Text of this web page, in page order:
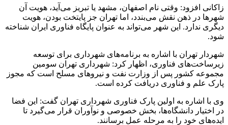
زاکانی افزود: وقتی نام اصفهان، مشهد یا تبریز می‌آید، هویت آن
شهرها در ذهن نقش می‌بندد، اما تهران جز پایتخت بودن، هویت
دیگری ندارد. این شهر می‌تواند به عنوان پایگاه فناوری ایران شناخته
شود.
شهردار تهران با اشاره به برنامه‌های شهرداری برای توسعه
زیرساخت‌های فناوری، اظهار کرد: شهرداری تهران سومین
مجموعه کشور پس از وزارت نفت و نیروهای مسلح است که مجوز
پارک علم و فناوری دریافت کرده است.
وی با اشاره به اولین پارک فناوری شهرداری تهران گفت: این فضا
در اختیار دانشگاه‌ها، بخش خصوصی و نوآوران قرار می‌گیرد تا
ایده‌های خود را به مرحله عمل برسانند.